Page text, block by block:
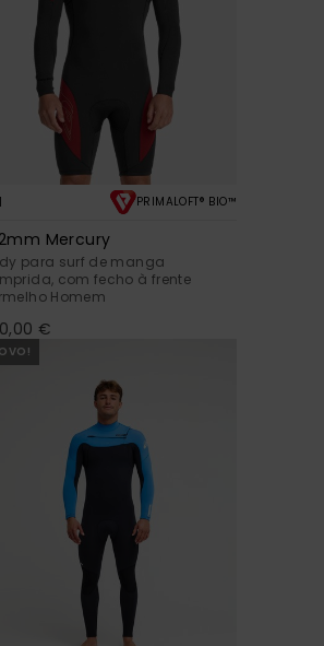
1 PRIMALOFT® BIO™
Mercury
para surf de manga
com fecho à frente
Homem
€